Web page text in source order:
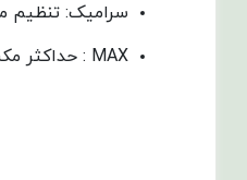
سرامیک:
MAX : حداکثر مکش را در این حالت می توانید تنظیم کیند.